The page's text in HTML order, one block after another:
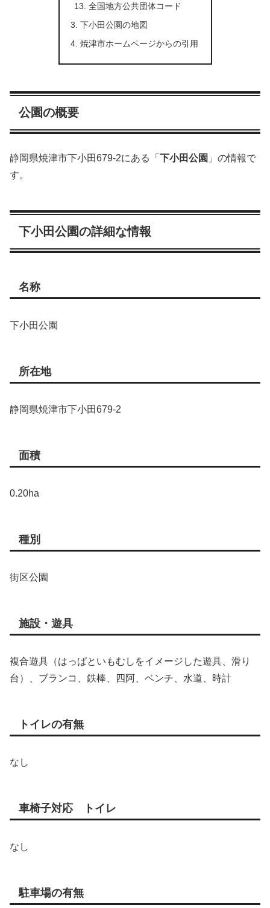
全国地方公共団体コード
下小田公園の地図
焼津市ホームページからの引用
公園の概要
静岡県焼津市下小田679-2にある「 下小田公園 」の情報で
す。
下小田公園の詳細な情報
名称
下小田公園
所在地
静岡県焼津市下小田679-2
面積
0.20ha
種別
街区公園
施設・遊具
複合遊具（はっぱといもむしをイメージした遊具、滑り
台）、ブランコ、鉄棒、四阿、ベンチ、水道、時計
トイレの有無
なし
車椅子対応 トイレ
なし
駐車場の有無